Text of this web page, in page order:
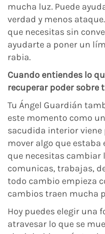
mucha luz. Puede
verdad y menos
que necesitas sin
ayudarte a poner un
rabia.
Cuando entiendes lo
recuperar poder sobre
Tu Ángel Guardián
este momento como
sacudida interior
mover algo que
que necesitas cambiar
comunicas, trabajas,
todo cambio empieza
cambios traen mucha
Hoy puedes elegir una
atravesar lo que se